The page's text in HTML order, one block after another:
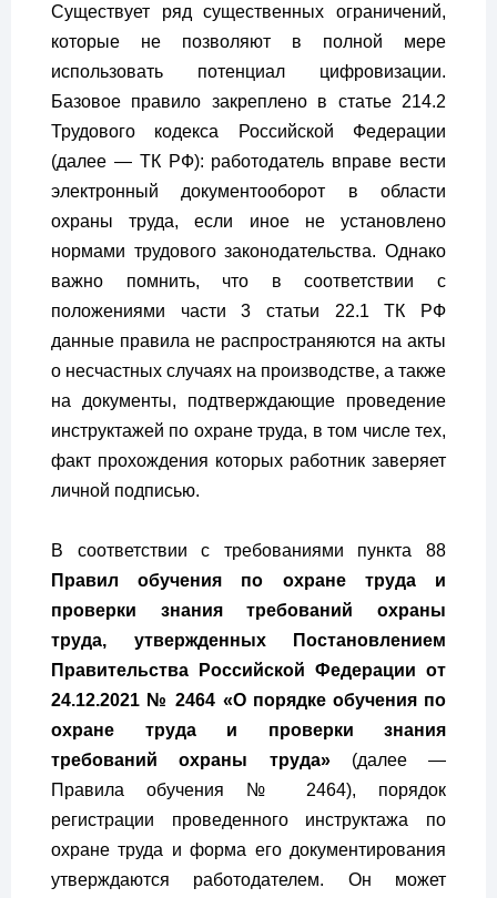
Существует ряд существенных ограничений,
которые не позволяют в полной мере
использовать потенциал цифровизации.
Базовое правило закреплено в статье 214.2
Трудового кодекса Российской Федерации
(далее — ТК РФ): работодатель вправе вести
электронный документооборот в области
охраны труда, если иное не установлено
нормами трудового законодательства. Однако
важно помнить, что в соответствии с
положениями части 3 статьи 22.1 ТК РФ
данные правила не распространяются на акты
о несчастных случаях на производстве, а также
на документы, подтверждающие проведение
инструктажей по охране труда, в том числе тех,
факт прохождения которых работник заверяет
личной подписью.
В соответствии с требованиями пункта 88
Правил обучения по охране труда и
проверки знания требований охраны
труда, утвержденных Постановлением
Правительства Российской Федерации от
24.12.2021 № 2464 «О порядке обучения по
охране труда и проверки знания
требований охраны труда»(далее —
Правила обучения № 2464), порядок
регистрации проведенного инструктажа по
охране труда и форма его документирования
утверждаются работодателем. Он может